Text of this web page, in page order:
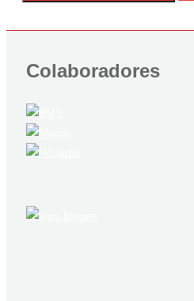
Colaboradores